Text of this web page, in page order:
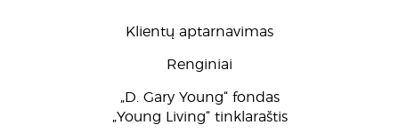
Klientų aptarnavimas
Renginiai
„D. Gary Young“ fondas
„Young Living“ tinklaraštis